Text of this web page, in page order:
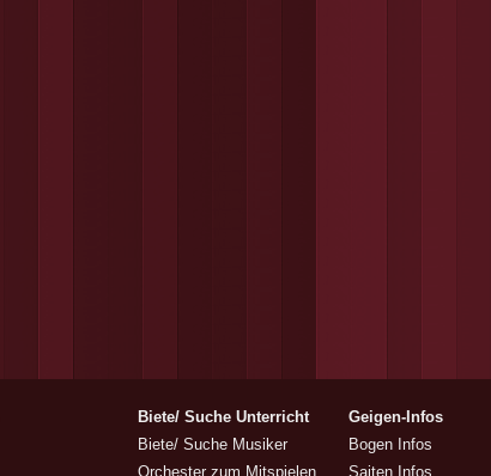
Biete/ Suche Unterricht
Biete/ Suche Musiker
Orchester zum Mitspielen
Geigen-Infos
Bogen Infos
Saiten Infos